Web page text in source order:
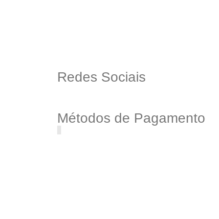
Redes Sociais
Métodos de Pagamento